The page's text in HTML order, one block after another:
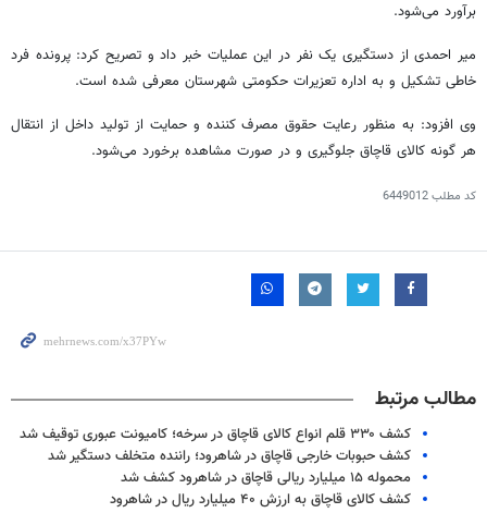
برآورد می‌شود.
میر احمدی از دستگیری یک نفر در این عملیات خبر داد و تصریح کرد: پرونده فرد
خاطی تشکیل و به اداره تعزیرات حکومتی شهرستان معرفی شده است.
وی افزود: به منظور رعایت حقوق مصرف کننده و حمایت از تولید داخل از انتقال
هر گونه کالای قاچاق جلوگیری و در صورت مشاهده برخورد می‌شود.
کد مطلب6449012
مطالب مرتبط
کشف ۳۳۰ قلم انواع کالای قاچاق در سرخه؛ کامیونت عبوری توقیف شد
کشف حبوبات خارجی قاچاق در شاهرود؛ راننده متخلف دستگیر شد
محموله ۱۵ میلیارد ریالی قاچاق در شاهرود کشف شد
کشف کالای قاچاق به ارزش ۴۰ میلیارد ریال در شاهرود